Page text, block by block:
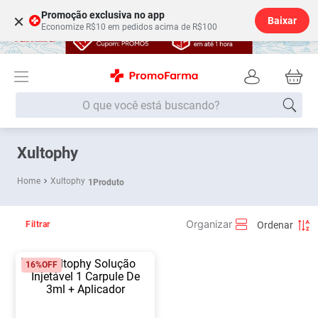
× Promoção exclusiva no app
Economize R$10 em pedidos acima de R$100
Baixar
O que você está buscando?
Xultophy
Xultophy 1Produto
Filtrar
16%OFF
Termos mais buscados
1 º Fralda
3º
5º Fralda G
6º Desodorante